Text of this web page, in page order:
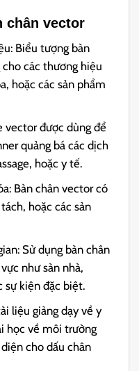
chân vector
Biểu tượng bàn
các thương hiệu
hoặc các sản phẩm
vector được dùng để
quảng bá các dịch
hoặc y tế.
Bàn chân vector có
hoặc các sản
Sử dụng bàn chân
như sàn nhà,
sự kiện đặc biệt.
liệu giảng dạy về y
học về môi trường
cho dấu chân